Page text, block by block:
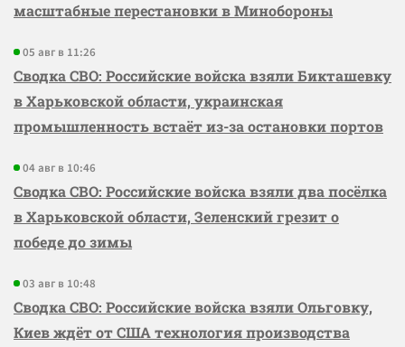
масштабные перестановки в Минобороны
05 авг в 11:26
Сводка СВО: Российские войска взяли Бикташевку
в Харьковской области, украинская
промышленность встаёт из-за остановки портов
04 авг в 10:46
Сводка СВО: Российские войска взяли два посёлка
в Харьковской области, Зеленский грезит о
победе до зимы
03 авг в 10:48
Сводка СВО: Российские войска взяли Ольговку,
Киев ждёт от США технология производства